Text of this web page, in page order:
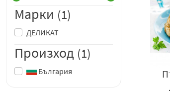
Марки (1)
ДЕЛИКАТ
Произход (1)
България